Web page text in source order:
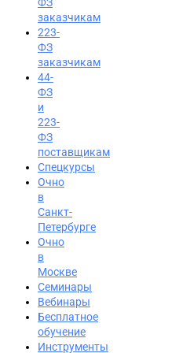
Вход на портал
8 (800) 200-85-28
заказчикам
223-
ФЗ
заказчикам
44-
ФЗ
и
223-
ФЗ
поставщикам
Спецкурсы
Очно
в
Санкт-
Петербурге
Очно
в
Москве
Семинары
Вебинары
Бесплатное
обучение
Инструменты